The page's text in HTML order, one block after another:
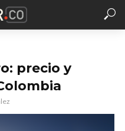
precio y